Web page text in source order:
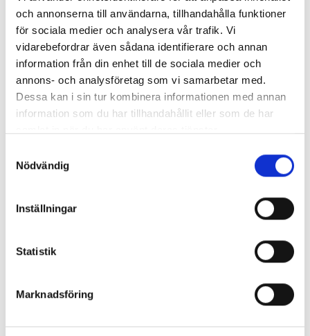
och annonserna till användarna, tillhandahålla funktioner
för sociala medier och analysera vår trafik. Vi
vidarebefordrar även sådana identifierare och annan
information från din enhet till de sociala medier och
annons- och analysföretag som vi samarbetar med.
Dessa kan i sin tur kombinera informationen med annan
information som du har tillhandahållit eller som de har
Nödvändig
Inställningar
Statistik
Marknadsföring
Enorma skillnader mellan
chefredaktörerna
REPORTAGE